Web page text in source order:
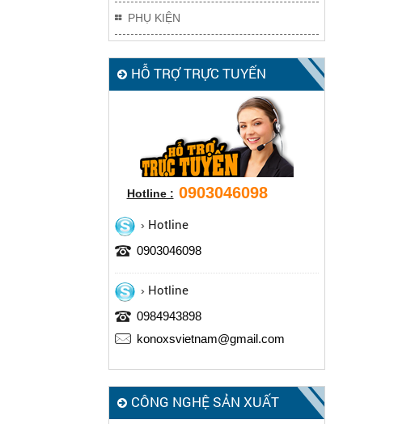
PHỤ KIỆN
HỖ TRỢ TRỰC TUYẾN
Hotline : 0903046098
Hotline
0903046098
Hotline
0984943898
konoxsvietnam@gmail.com
CÔNG NGHỆ SẢN XUẤT